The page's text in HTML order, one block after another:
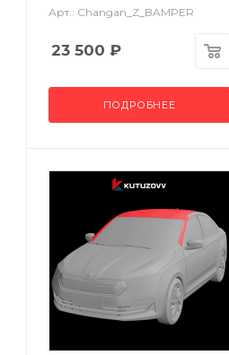
Арт.: Changan_Z_BAMPER
23 500 ₽
ПОДРОБНЕЕ